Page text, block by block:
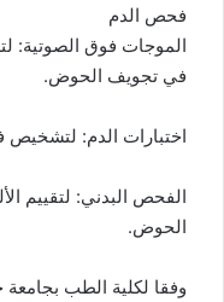
فحص الدم
الموجات فوق الصوتية:
في تجويف الحوض.
اختبارات الدم: لتشخيص
الفحص البدني: لتقييم
الحوض.
وفقا لكلية الطب